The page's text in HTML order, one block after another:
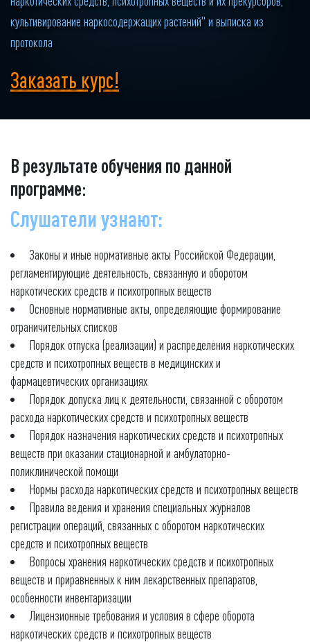
культивирование наркосодержащих растений" и выписка из
протокола
Заказать курс!
В результате обучения по данной
программе:
Слушатели узнают:
Законы и иные нормативные акты Российской Федерации,
регламентирующие деятельность, связанную и оборотом
наркотических средств и психотропных веществ
Основные нормативные акты, определяющие формирование
ограничительных списков
Порядок отпуска (реализации) и распределения наркотических
средств и психотропных веществ в медицинских и
фармацевтических организациях
Порядок допуска лиц к деятельности, связанной с оборотом
расхода наркотических средств и психотропных веществ
Порядок назначения наркотических средств и психотропных
веществ при оказании стационарной и амбулаторно-
поликлинической помощи
Нормы расхода наркотических средств и психотропных веществ
Правила ведения и хранения специальных журналов
регистрации операций, связанных с оборотом наркотических
средств и психотропных веществ
Вопросы хранения наркотических средств и психотропных
веществ и приравненных к ним лекарственных препаратов,
особенности инвентаризации
Лицензионные требования и условия в сфере оборота
наркотических средств и психотропных веществ